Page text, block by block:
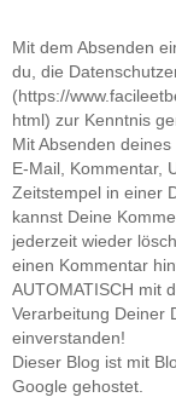
Mit dem Absenden
du, die
(https://
html) zur Kenntnis
Mit Absenden
E-Mail, Kommentar,
Zeitstempel in einer
kannst Deine
jederzeit wieder
einen Kommentar
AUTOMATISCH mit
Verarbeitung Deiner
einverstanden!
Dieser Blog ist mit
Google gehostet.